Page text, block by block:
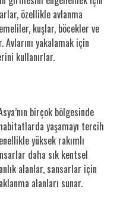
özellikle avlanma
kuşlar, böcekler ve
yakalamak için
kullanırlar.
birçok bölgesinde
yaşamayı tercih
yüksek rakımlı
daha sık kentsel
alanlar, sansarlar için
alanları sunar.